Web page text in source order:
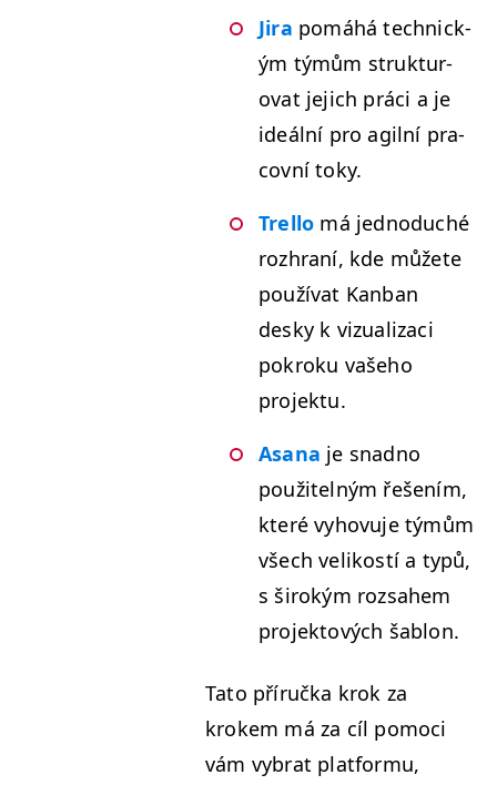
Jira pomáhá tech­nick­
ým týmům struk­tur­
ovat jejich prá­ci a je
ideál­ní pro agilní pra­
cov­ní toky.
Trel­lo má jednoduché
rozhraní, kde můžete
použí­vat Kan­ban
desky k vizual­izaci
pokroku vaše­ho
projektu.
Asana je snad­no
použitel­ným řešením,
které vyhovu­je týmům
všech velikostí a typů,
s širokým rozsa­hem
pro­jek­tových šablon.
Tato příruč­ka krok za
krokem má za cíl pomo­ci
vám vybrat plat­for­mu,